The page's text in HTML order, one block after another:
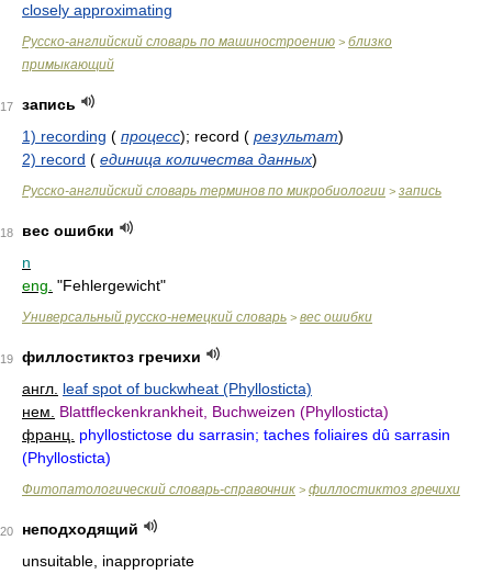
closely approximating
Русско-английский словарь по машиностроению > близко
примыкающий
17
запись
1) recording ( процесс); record ( результат)
2) record ( единица количества данных)
Русско-английский словарь терминов по микробиологии > запись
18
вес ошибки
n
eng. "Fehlergewicht"
Универсальный русско-немецкий словарь > вес ошибки
19
филлостиктоз гречихи
англ. leaf spot of buckwheat (Phyllosticta)
нем.
Blattfleckenkrankheit, Buchweizen (Phyllosticta)
франц.
phyllostictose du sarrasin; taches foliaires dû sarrasin
(Phyllosticta)
Фитопатологический словарь-справочник > филлостиктоз гречихи
20
неподходящий
unsuitable, inappropriate